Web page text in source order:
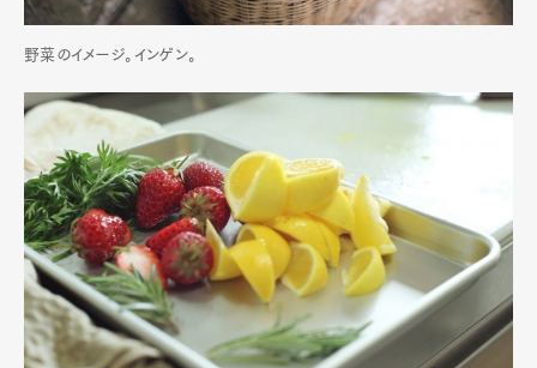
野菜のイメージ。インゲン。